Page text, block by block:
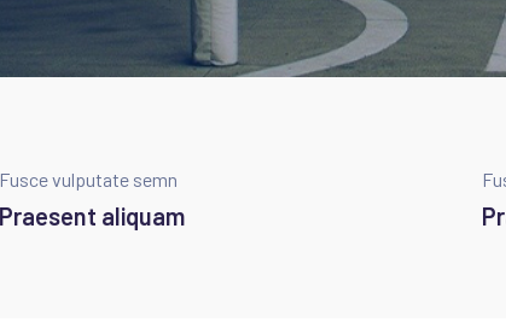
Fusce vulputate semn
Praesent aliquam